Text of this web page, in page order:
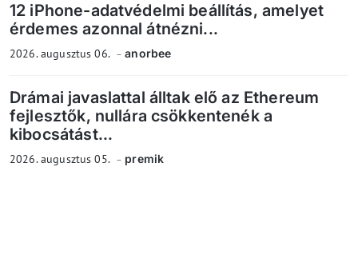
12 iPhone-adatvédelmi beállítás, amelyet
érdemes azonnal átnézni...
2026. augusztus 06. anorbee
Drámai javaslattal álltak elő az Ethereum
fejlesztők, nullára csökkentenék a
kibocsátást...
2026. augusztus 05. premik